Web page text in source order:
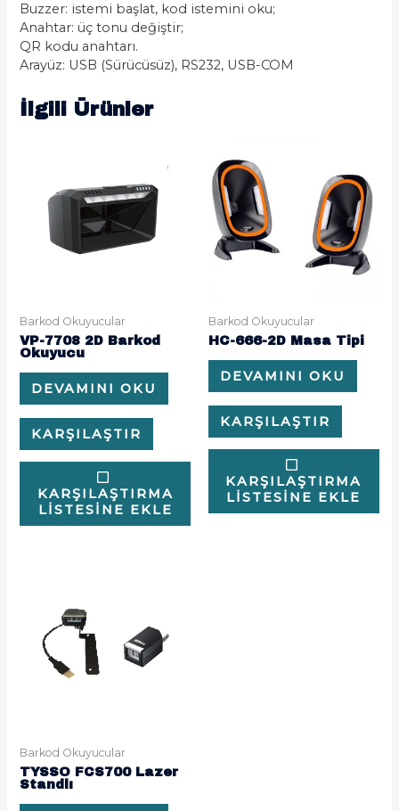
Buzzer: istemi başlat, kod istemini oku;
Anahtar: üç tonu değiştir;
QR kodu anahtarı.
Arayüz: USB (Sürücüsüz), RS232, USB-COM
İlgili Ürünler
Barkod Okuyucular
VP-7708 2D Barkod
Okuyucu
DEVAMINI OKU
KARŞILAŞTIR
KARŞILAŞTIRMA
LISTESINE EKLE
Barkod Okuyucular
HC-666-2D Masa Tipi
DEVAMINI OKU
KARŞILAŞTIR
KARŞILAŞTIRMA
LISTESINE EKLE
Barkod Okuyucular
TYSSO FCS700 Lazer
Standlı